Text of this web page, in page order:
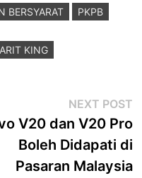
BERSYARAT
PKPB
KING
NEXT POST
V20 dan V20 Pro
Boleh Didapati di
Pasaran Malaysia